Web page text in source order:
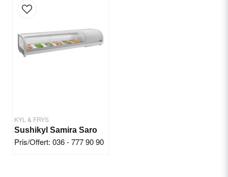
KYL & FRYS
Sushikyl Samira Saro
Pris/Offert: 036 - 777 90 90
Kylmedel: R-290
Kyleffekt: 543 W. (Nominell effekt 416 W.)
Hyllor: 6 (60x40 cm)
Belysning: 6500 K
Klimatklass: 5 (40 °C, 40 % relativ luftfuktighet)